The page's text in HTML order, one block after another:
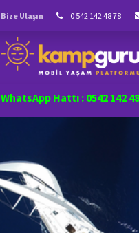
Bize Ulaşın 0 542 142 48 78
WhatsApp Hattı : 0542 142